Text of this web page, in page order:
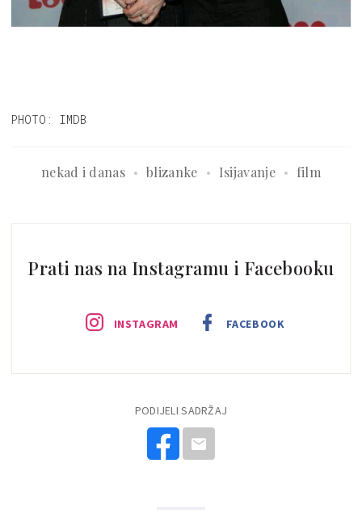
PHOTO: IMDB
nekad i danas blizanke Isijavanje film
Prati nas na Instagramu i Facebooku
INSTAGRAM FACEBOOK
PODIJELI SADRŽAJ